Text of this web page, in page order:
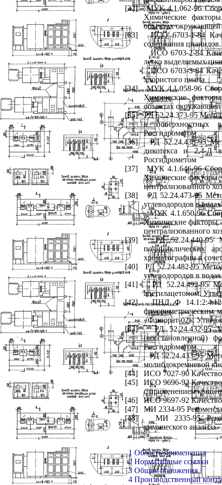
[32]
МУК 4.1.062-96
Химические
объектах
[33]
ИСО 6703-1-84
содержания цианидов.
ИСО 6703-2-84
легко выделяемых
ИСО 6703-3-84
хлористого циана
[34]
МУК 4.1.058-96
Химические
объектах
[35]
РД 52.24.373-95
в поверхностных
Росгидрометом
[36]
РД 52.24.438-95
дикотекса и 2,4-Д
Росгидрометом
[37]
МУК 4.1.646-96
Химические факторы.
централизованного
[38]
РД 52.24.473-95
углеводородов в
МУК 4.1.650-96
Химические факторы.
централизованного
[39]
РД 52.24.440-95
полициклических
хроматографии в
[40]
РД 52.24.482-95
углеводородов в
[41]
РД 52.24.492-95
ацетилацетоном.
[42]
ПНД Ф
флуориметрическим
«Флюорат-02».
[43]
РД 52.24.432-95
(восстановленной)
Росгидрометом.
РД 52.24.433-95
молибдокремневой
[44]
ИСО 7027-90
[45]
ИСО 9696-92
с применением
[46]
ИСО 9697-92
[47]
МИ 2334-95
[48]
МИ 2335-95
химического анализа
1 Область применения
2 Нормативные ссылки
3 Общие положения
4 Производственный